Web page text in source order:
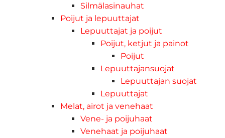
Silmälasinauhat
Poijut ja lepuuttajat
Lepuuttajat ja poijut
Poijut, ketjut ja painot
Poijut
Lepuuttajansuojat
Lepuuttajan suojat
Lepuuttajat
Melat, airot ja venehaat
Vene- ja poijuhaat
Venehaat ja poijuhaat